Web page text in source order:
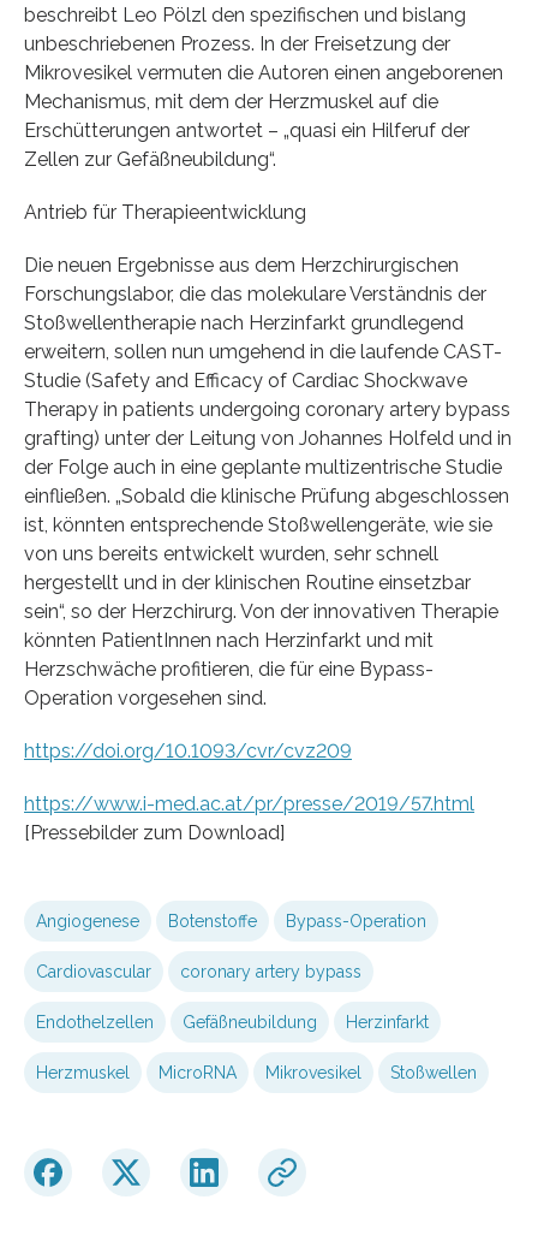
beschreibt Leo Pölzl den spezifischen und bislang
unbeschriebenen Prozess. In der Freisetzung der
Mikrovesikel vermuten die Autoren einen angeborenen
Mechanismus, mit dem der Herzmuskel auf die
Erschütterungen antwortet – „quasi ein Hilferuf der
Zellen zur Gefäßneubildung“.
Antrieb für Therapieentwicklung
Die neuen Ergebnisse aus dem Herzchirurgischen
Forschungslabor, die das molekulare Verständnis der
Stoßwellentherapie nach Herzinfarkt grundlegend
erweitern, sollen nun umgehend in die laufende CAST-
Studie (Safety and Efficacy of Cardiac Shockwave
Therapy in patients undergoing coronary artery bypass
grafting) unter der Leitung von Johannes Holfeld und in
der Folge auch in eine geplante multizentrische Studie
einfließen. „Sobald die klinische Prüfung abgeschlossen
ist, könnten entsprechende Stoßwellengeräte, wie sie
von uns bereits entwickelt wurden, sehr schnell
hergestellt und in der klinischen Routine einsetzbar
sein“, so der Herzchirurg. Von der innovativen Therapie
könnten PatientInnen nach Herzinfarkt und mit
Herzschwäche profitieren, die für eine Bypass-
Operation vorgesehen sind.
https://doi.org/10.1093/cvr/cvz209
https://www.i-med.ac.at/pr/presse/2019/57.html
[Pressebilder zum Download]
Angiogenese Botenstoffe Bypass-Operation
Cardiovascular coronary artery bypass
Endothelzellen Gefäßneubildung Herzinfarkt
Herzmuskel MicroRNA Mikrovesikel Stoßwellen